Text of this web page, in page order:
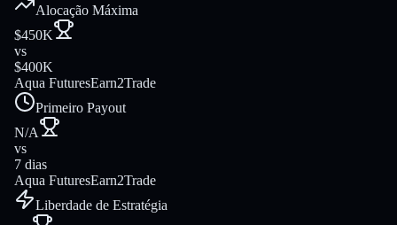
Alocação Máxima
$450K
vs
$400K
Aqua FuturesEarn2Trade
Primeiro Payout
N/A
vs
7 dias
Aqua FuturesEarn2Trade
Liberdade de Estratégia